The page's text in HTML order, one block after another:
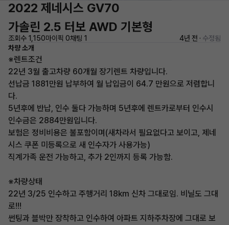
2022 제네시스 GV70
가솔린 2.5 터보 AWD 기본형
조회수 1,150마이픽 0채팅 1 4년 전 · 수정됨
차량 소개
※렌트조건
22년 3월 출고차량 60개월 장기렌트 차량입니다.
선납금 1881만원 납부하여 월 납입금이 64.7 만원으로 저렴합니
다.
5년후에 반납, 인수 둘다 가능하며 5년후에 렌트카로부터 인수시
인수금은 2884만원입니다.
보험은 정비비용은 불포함이며(새차라서 필요없다고 보이고, 제네
시스 쿠폰 미등록으로 새 인수자가 사용가능)
직계가족 운전 가능하고, 추가 2인까지 등록 가능함.
※차량상태
22년 3/25 인수하고 주행거리 18km 신차 그대로임. 비닐도 그대
로!!!
썬팅과 블박만 장착하고 인수하여 아파트 지하주차장에 그대로 보